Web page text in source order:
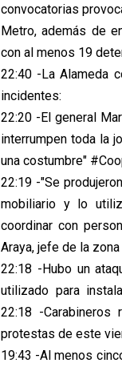
convocatorias
Metro, además de
con al menos 19
22:40 -La Alameda
incidentes:
22:20 -El general
interrumpen toda la
una costumbre"
22:19 -"Se
mobiliario y lo
coordinar con
Araya, jefe de la
22:18 -Hubo un
utilizado para
22:18 -
protestas de este
19:43 -Al menos